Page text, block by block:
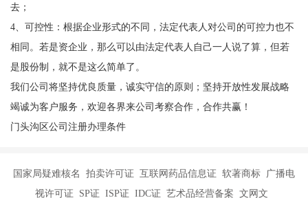
去；
4、可控性：根据企业形式的不同，法定代表人对公司的可控力也不
相同。若是资企业，那么可以由法定代表人自己一人说了算，但若
是股份制，就不是这么简单了。
我们公司将坚持优良质量，诚实守信的原则；坚持开放性发展战略
竭诚为客户服务，欢迎各界来公司考察合作，合作共赢！
门头沟区公司注册办理条件
国家局疑难核名 拍卖许可证 互联网药品信息证 软著商标 广播电
视许可证 SP证 ISP证 IDC证 艺术品经营备案 文网文